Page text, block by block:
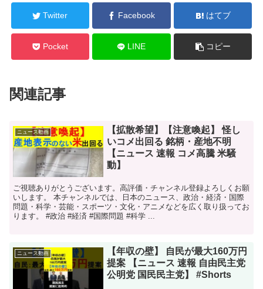
Twitter Facebook はてブ
Pocket LINE コピー
関連記事
ニュース動画
【拡散希望】【注意喚起】 怪し
いコメ出回る 銘柄・産地不明
【ニュース 速報 コメ高騰 米騒
動】
ご視聴ありがとうございます。高評価・チャンネル登録よろしくお願
いします。 本チャンネルでは、日本のニュース、政治・経済・国際
問題・科学・芸能・スポーツ・文化・アニメなどを広く取り扱ってお
ります。 #政治 #経済 #国際問題 #科学 ...
ニュース動画
【年収の壁】 自民が最大160万円
提案 【ニュース 速報 自由民主党
公明党 国民民主党】 #Shorts